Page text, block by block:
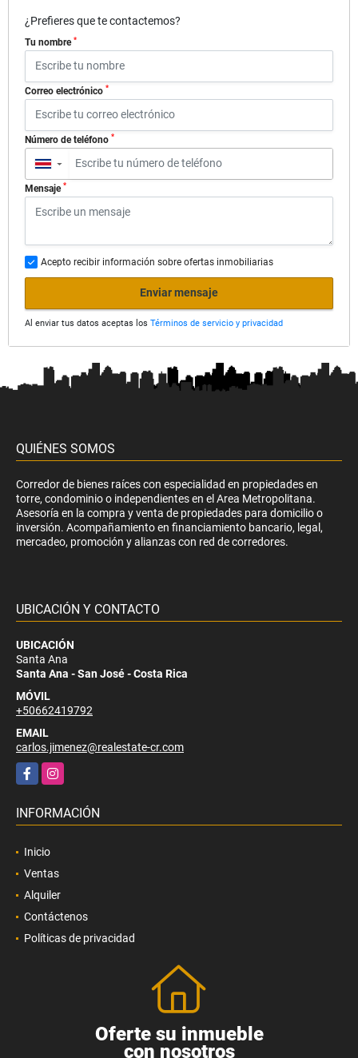
¿Prefieres que te contactemos?
Tu nombre *
Correo electrónico *
Número de teléfono *
▼
Mensaje *
Acepto recibir información sobre ofertas inmobiliarias
Enviar mensaje
Al enviar tus datos aceptas los Términos de servicio y privacidad
QUIÉNES SOMOS
Corredor de bienes raíces con especialidad en propiedades en
torre, condominio o independientes en el Area Metropolitana.
Asesoría en la compra y venta de propiedades para domicilio o
inversión. Acompañamiento en financiamiento bancario, legal,
mercadeo, promoción y alianzas con red de corredores.
UBICACIÓN Y CONTACTO
UBICACIÓN
Santa Ana
Santa Ana - San José - Costa Rica
MÓVIL
+50662419792
EMAIL
carlos.jimenez@realestate-cr.com
FacebookInstagram
INFORMACIÓN
Inicio
Ventas
Alquiler
Contáctenos
Políticas de privacidad
Oferte su inmueble
con nosotros